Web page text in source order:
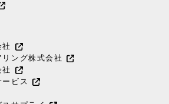
ング株式会社
ビス